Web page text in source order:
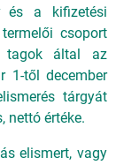
és a kifizetési
csoport
tagok által az
1-től december
tárgyát
nettó értéke.
elismert, vagy